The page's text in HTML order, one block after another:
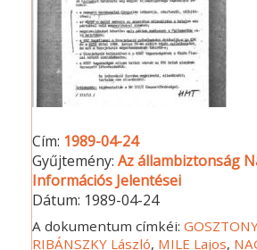
Cím: 1989-04-24
Gyűjtemény:Az állambiztonság
Információs Jelentései
Dátum: 1989-04-24
A dokumentum címkéi:
RIBÁNSZKY László, MILE Lajos,